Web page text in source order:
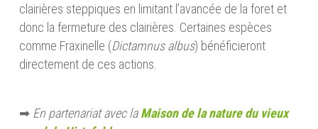
clairières steppiques en limitant l’avancée de la foret et
donc la fermeture des clairières. Certaines espèces
comme Fraxinelle (Dictamnus albus) bénéficieront
directement de ces actions.
➡ En partenariat avec laMaison de la nature du vieux